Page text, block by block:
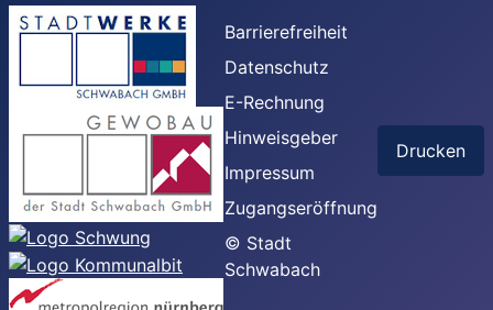
Barrierefreiheit
Datenschutz
E-Rechnung
Hinweisgeber
Impressum
Zugangseröffnung
© Stadt
Schwabach
Drucken